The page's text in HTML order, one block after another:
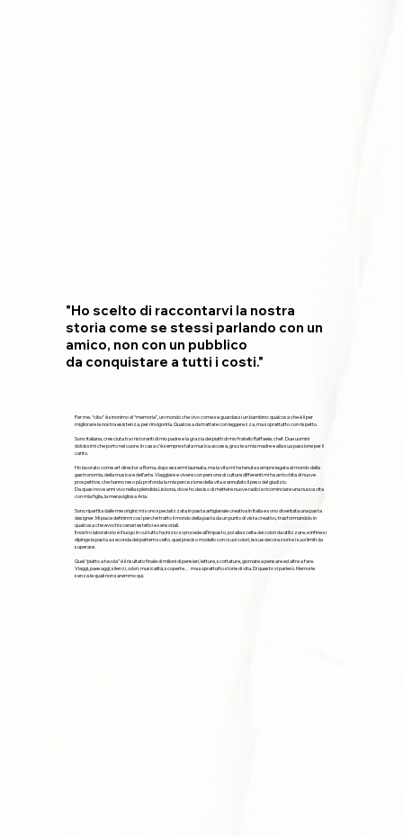
Per me, “cibo” è sinonimo di “memoria”, un mondo che vivo come se guardassi un bambino: qualcosa che è lì per
migliorare la nostra esistenza, per rinvigorirla. Qualcosa da trattare con leggerezza, ma soprattutto con rispetto.
Sono italiana, cresciuta tra i ristoranti di mio padre e la grazia dei piatti di mio fratello Raffaele, chef. Due uomini
dolcissimi che porto nel cuore. In casa c’è sempre stata musica accesa, grazie a mia madre e alla sua passione per il
canto.
Ho lavorato come art director a Roma, dopo essermi laureata, ma la vita mi ha tenuta sempre legata al mondo della
gastronomia, della musica e dell’arte. Viaggiare e vivere con persone di culture differenti mi ha arricchita di nuove
prospettive, che hanno reso più profonda la mia percezione della vita e annullato il peso del giudizio.
Da quasi nove anni vivo nella splendida Lisbona, dove ho deciso di mettere nuove radici e ricominciare una nuova vita
con mia figlia, la meravigliosa Aria.
Sono ripartita dalle mie origini: mi sono specializzata in pasta artigianale creativa in Italia e sono diventata una pasta
designer. Mi piace definirmi così perché tratto il mondo della pasta da un punto di vista creativo, trasformandolo in
qualcosa che evochi scenari estetici e sensoriali.
Il nostro laboratorio è il luogo in cui tutto ha inizio: si procede all’impasto, poi alla scelta dei colori da utilizzare, e infine si
dipinge la pasta a seconda del pattern scelto, quel preciso modello con i suoi colori, le sue decorazioni e i suoi limiti da
superare.
Quel “piatto a tavola” è il risultato finale di milioni di pensieri, letture, scottature, giornate a pensare ed altre a fare.
Viaggi, paesaggi, silenzi, odori, musicalità, scoperte… ma soprattutto storie di vita. Di questo vi parlerò. Memorie
senza le quali non saremmo qui.
"Ho scelto di raccontarvi la nostra
storia come se stessi parlando con un
amico, non con un pubblico
da conquistare a tutti i costi."